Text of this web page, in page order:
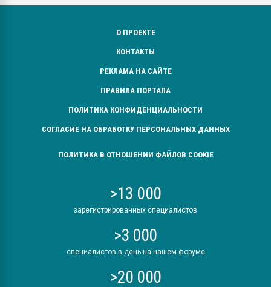
О ПРОЕКТЕ
КОНТАКТЫ
РЕКЛАМА НА САЙТЕ
ПРАВИЛА ПОРТАЛА
ПОЛИТИКА КОНФИДЕНЦИАЛЬНОСТИ
СОГЛАСИЕ НА ОБРАБОТКУ ПЕРСОНАЛЬНЫХ ДАННЫХ
ПОЛИТИКА В ОТНОШЕНИИ ФАЙЛОВ COOKIE
>13 000
зарегистрированных специалистов
>3 000
специалистов в день на нашем форуме
>20 000